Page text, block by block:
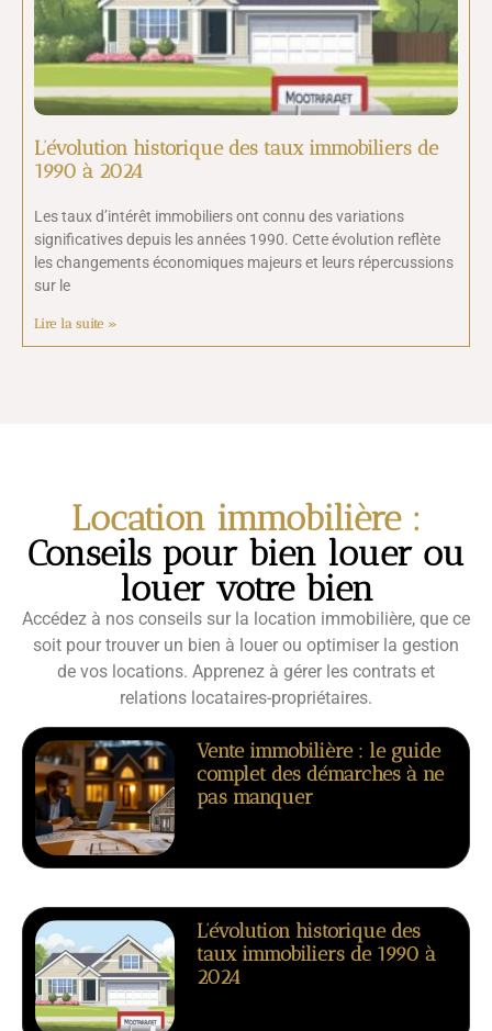
L’évolution historique des taux immobiliers de
1990 à 2024
Les taux d’intérêt immobiliers ont connu des variations
significatives depuis les années 1990. Cette évolution reflète
les changements économiques majeurs et leurs répercussions
sur le
Lire la suite »
Location immobilière :
Conseils pour bien louer ou
louer votre bien
Accédez à nos conseils sur la location immobilière, que ce
soit pour trouver un bien à louer ou optimiser la gestion
de vos locations. Apprenez à gérer les contrats et
relations locataires-propriétaires.
Vente immobilière : le guide
complet des démarches à ne
pas manquer
L’évolution historique des
taux immobiliers de 1990 à
2024